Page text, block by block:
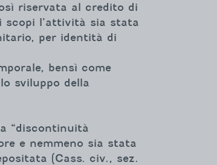
riservata al credito di
scopi l’attività sia stata
per identità di
bensì come
sviluppo della
“discontinuità
e nemmeno sia stata
(Cass. civ., sez.